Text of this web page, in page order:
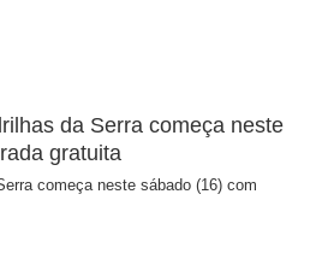
começa neste sábado (16) com